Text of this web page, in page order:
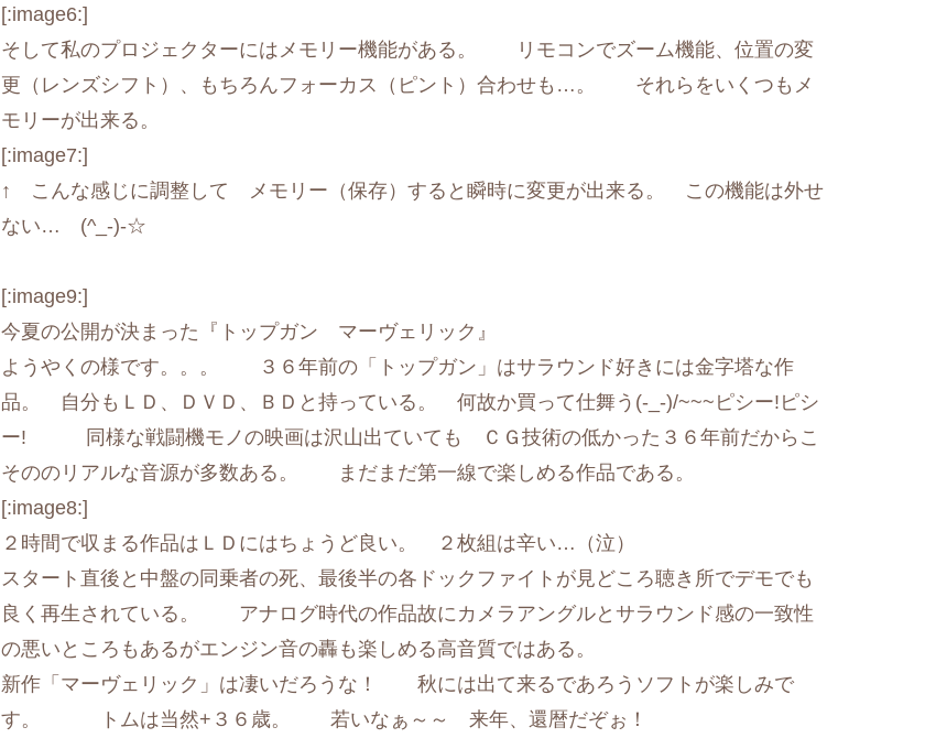
[:image6:]
そして私のプロジェクターにはメモリー機能がある。 リモコンでズーム機能、位置の変
更（レンズシフト）、もちろんフォーカス（ピント）合わせも…。 それらをいくつもメ
モリーが出来る。
[:image7:]
↑ こんな感じに調整して メモリー（保存）すると瞬時に変更が出来る。 この機能は外せ
ない… (^_-)-☆
[:image9:]
今夏の公開が決まった『トップガン マーヴェリック』
ようやくの様です。。。 ３６年前の「トップガン」はサラウンド好きには金字塔な作
品。 自分もＬＤ、ＤＶＤ、ＢＤと持っている。 何故か買って仕舞う(-_-)/~~~ピシー!ピシ
ー! 同様な戦闘機モノの映画は沢山出ていても ＣＧ技術の低かった３６年前だからこ
そののリアルな音源が多数ある。 まだまだ第一線で楽しめる作品である。
[:image8:]
２時間で収まる作品はＬＤにはちょうど良い。 ２枚組は辛い…（泣）
スタート直後と中盤の同乗者の死、最後半の各ドックファイトが見どころ聴き所でデモでも
良く再生されている。 アナログ時代の作品故にカメラアングルとサラウンド感の一致性
の悪いところもあるがエンジン音の轟も楽しめる高音質ではある。
新作「マーヴェリック」は凄いだろうな！ 秋には出て来るであろうソフトが楽しみで
す。 トムは当然+３６歳。 若いなぁ～～ 来年、還暦だぞぉ！